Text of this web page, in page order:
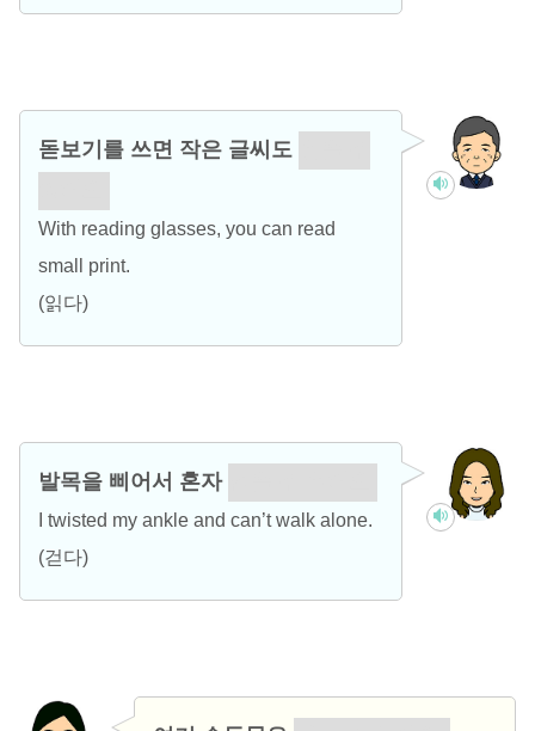
돋보기를 쓰면 작은 글씨도
With reading glasses, you can read
small print.
(읽다)
발목을 삐어서 혼자
I twisted my ankle and can’t walk alone.
(걷다)